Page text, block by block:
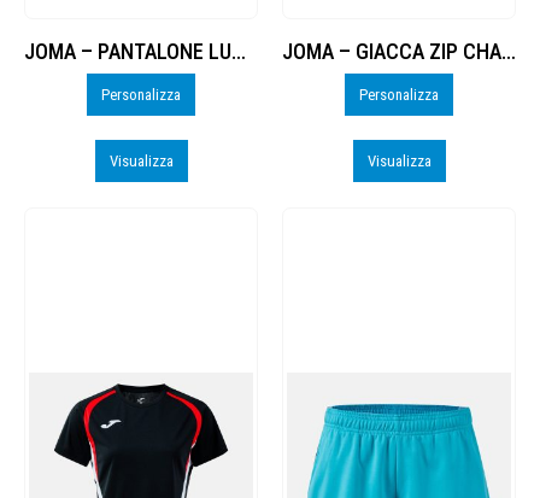
JOMA – PANTALONE LUNGO CHAMPIONSHIP 20 DONNA – PERSO
Personalizza
Visualizza
JOMA – GIACCA ZIP CHAMPIONSHIP 20 DONNA – PERSO
Personalizza
Visualizza